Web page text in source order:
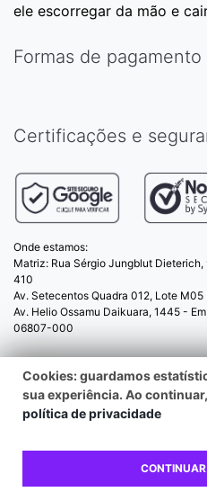
ele escorregar da mão e
Formas de pagamento
Certificações e
Onde estamos:
Matriz: Rua Sérgio Jungblut
410
Av. Setecentos Quadra 012, Lote
Av. Helio Ossamu Daikuara, 1445 -
06807-000
© 2025 PopSockets.com.br -
06.051.394/0001-93 - Todos os
Powered by
Cookies: guardamos
sua experiência. Ao
política de privacidade